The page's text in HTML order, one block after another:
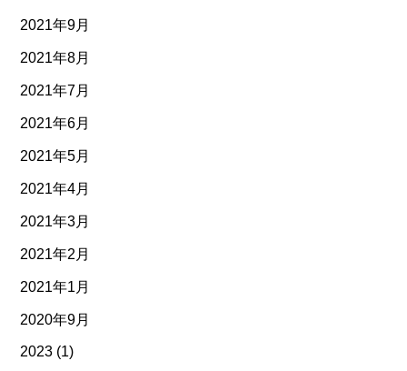
2021年9月
2021年8月
2021年7月
2021年6月
2021年5月
2021年4月
2021年3月
2021年2月
2021年1月
2020年9月
2023 (1)